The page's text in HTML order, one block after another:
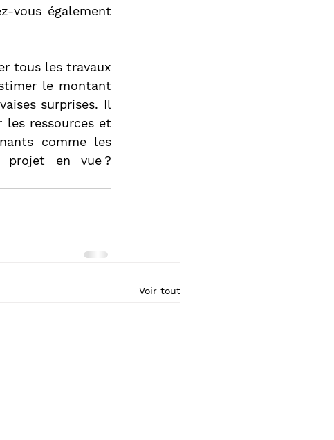
vous également
tous les travaux
le montant
surprises. Il
ressources et
comme les
projet en vue ?
Voir tout